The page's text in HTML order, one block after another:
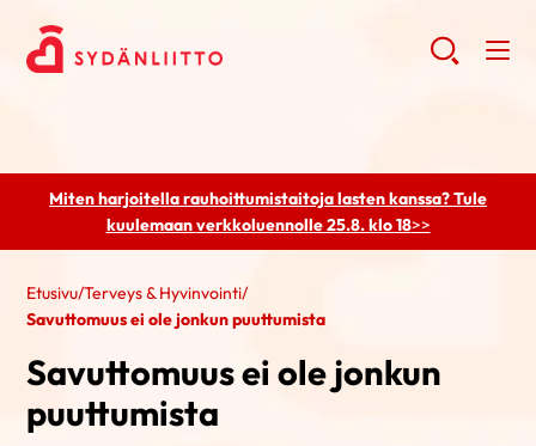
Miten harjoitella rauhoittumistaitoja lasten kanssa? Tule
kuulemaanverkkoluennolle 25.8. klo 18>>
Etusivu/Terveys & Hyvinvointi/
Savuttomuus ei ole jonkun puuttumista
Savuttomuus ei ole jonkun
puuttumista